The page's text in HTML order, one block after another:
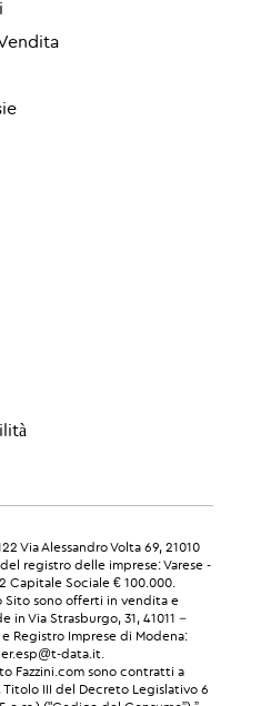
Via Alessandro Volta 69, 21010
registro delle imprese: Varese -
Capitale Sociale € 100.000.
sono offerti in vendita e
in Via Strasburgo, 31, 41011 –
e Registro Imprese di Modena:
data.it.
Fazzini.com sono contratti a
III del Decreto Legislativo 6